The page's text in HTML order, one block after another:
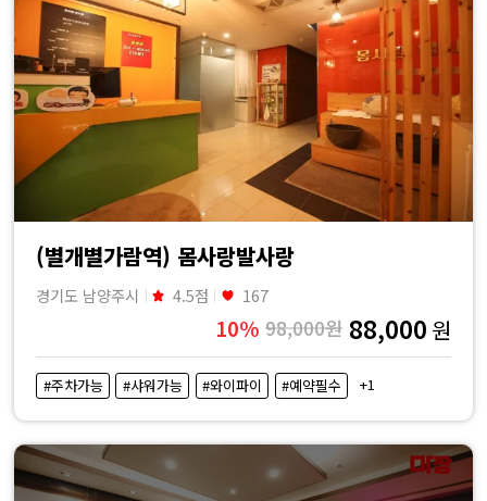
(별개별가람역) 몸사랑발사랑
경기도 남양주시 4.5점 167
10% 98,000원 88,000 원
#주차가능 #샤워가능 #와이파이 #예약필수 +1